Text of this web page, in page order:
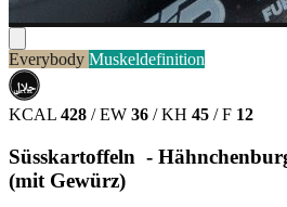
Everybody Muskeldefinition
حلال
HALAL
KCAL 428 / EW 36 / KH 45 / F 12
Süsskartoffeln -
(mit Gewürz)